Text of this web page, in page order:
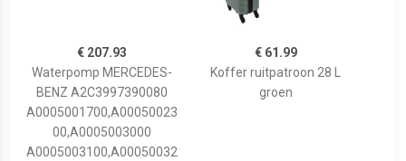
€ 207.93
Waterpomp MERCEDES-
BENZ A2C3997390080
A0005001700,A00050023
00,A0005003000
A0005003100,A00050032
€ 61.99
Koffer ruitpatroon 28 L
groen